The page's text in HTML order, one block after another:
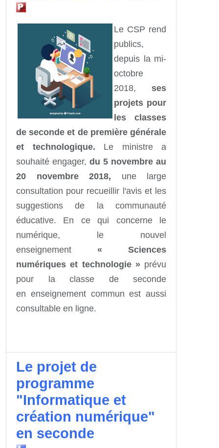
Le CSP rend
publics,
depuis la mi-
octobre
2018, ses
projets pour
les classes
de seconde et de première générale
et technologique. Le ministre a
souhaité engager, du 5 novembre au
20 novembre 2018, une large
consultation pour recueillir l'avis et les
suggestions de la communauté
éducative. En ce qui concerne le
numérique, le nouvel
enseignement « Sciences
numériques et technologie »prévu
pour la classe de seconde
en enseignement commun est aussi
consultable en ligne.
Le projet de
programme
"Informatique et
création numérique"
en seconde